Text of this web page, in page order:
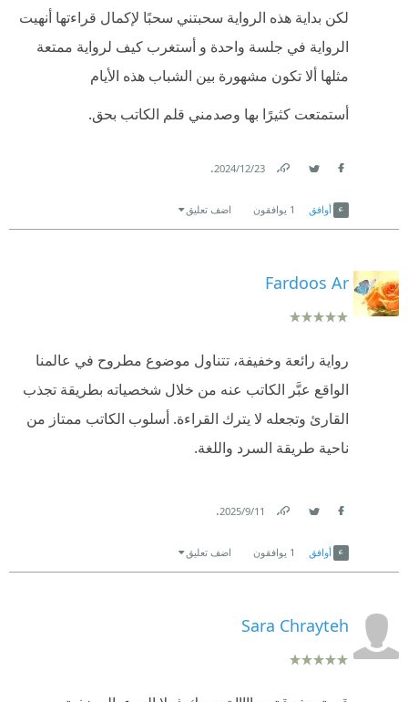
توقعته في البداية، ورغم التشابة في كونها رحلات إلى
عوالم غير مطروقة من قبل واعتقد كان المقصود رحلة
بالفعل ولكن على مستوى مختلف من الغوص في
المجهول وليس بمعنى السفر المكاني فقط، بل كرحلة
أكثر وقعاً على مسمع القارئ ومعبر أكثر عن الموضوع
ومع ذلك رواية ممتعة ومثيرة ومناسبة لمن يحب المزيج
بين الغموض والخيال العلمي والحبكات والمؤمرات
الغلاف. أنصح بها لكل من يبحث عن قصة تشحذ الفضول
وتطرح أسئلة عن الإنسان والمجهول وتبقيك مستعداً لجزء
ثاني محتمل.
وكما تفضل الكاتب بالطلب مراجعتي للرواية موجودة على
جوودريدز 👌📚
لكن بداية هذه الرواية سحبتني سحبًا لإكمال قراءتها أنهيت
الرواية في جلسة واحدة و أستغرب كيف لرواية ممتعة
مثلها ألا تكون مشهورة بين الشباب هذه الأيام
أستمتعت كثيرًا بها وصدمني قلم الكاتب بحق.
23‏/12‏/2024
.
أوافق 1 يوافقون اضف تعليق
Fardoos Ar
رواية رائعة وخفيفة، تتناول موضوع مطروح في عالمنا
الواقع عبَّر الكاتب عنه من خلال شخصياته بطريقة تجذب
القارئ وتجعله لا يترك القراءة. أسلوب الكاتب ممتاز من
ناحية طريقة السرد واللغة.
11‏/9‏/2025
.
أوافق 1 يوافقون اضف تعليق
Sara Chrayteh